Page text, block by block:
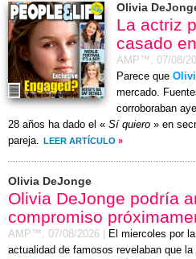
Olivia
La actriz
casado
AMP™, 07/08/
Parece que
mercado.
corroboraban
28 años ha dado el « Sí quiero » en
pareja.
LEER ARTÍCULO »
Olivia DeJonge
Olivia DeJonge podría
compromiso
AMP™, 07/08/2026
El miercoles por
actualidad de famosos revelaban que